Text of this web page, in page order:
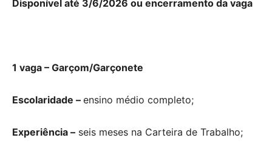
Disponível até 3/6/2026 ou encerramento da vaga
1 vaga – Garçom/Garçonete
Escolaridade – ensino médio completo;
Experiência – seis meses na Carteira de Trabalho;